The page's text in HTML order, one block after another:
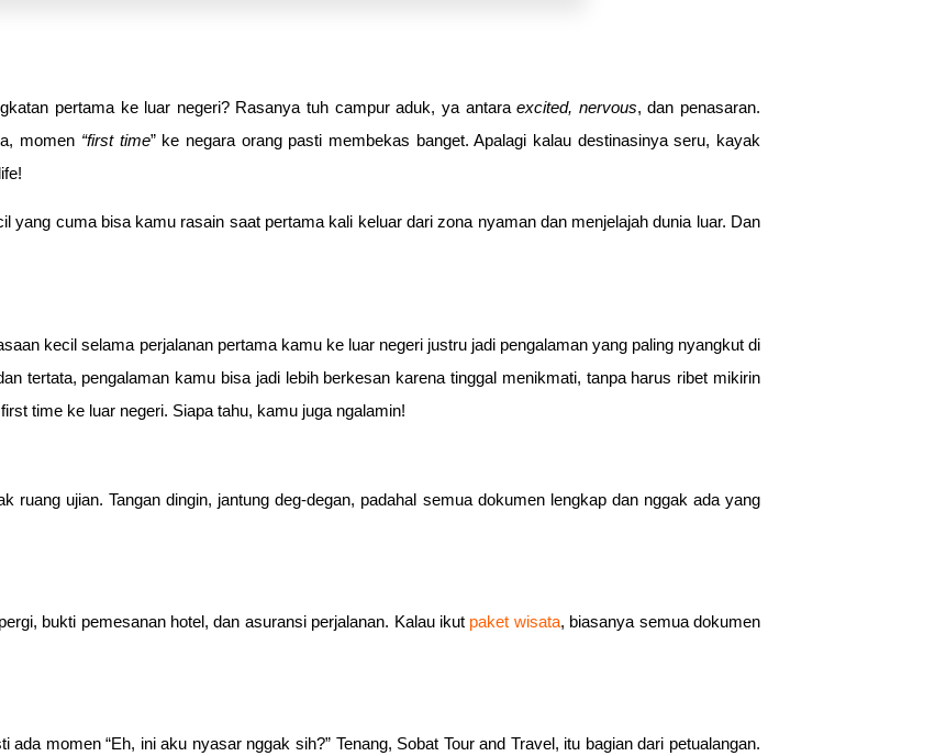
pertama ke luar negeri? Rasanya tuh campur aduk, ya antaraexcited, nervous, dan penasaran.
momen “first time” ke negara orang pasti membekas banget. Apalagi kalau destinasinya seru, kayak
yang cuma bisa kamu rasain saat pertama kali keluar dari zona nyaman dan menjelajah dunia luar. Dan
kecil selama perjalanan pertama kamu ke luar negeri justru jadi pengalaman yang paling nyangkut di
tertata, pengalaman kamu bisa jadi lebih berkesan karena tinggal menikmati, tanpa harus ribet mikirin
time ke luar negeri. Siapa tahu, kamu juga ngalamin!
ujian. Tangan dingin, jantung deg-degan, padahal semua dokumen lengkap dan nggak ada yang
bukti pemesanan hotel, dan asuransi perjalanan. Kalau ikut paket wisata, biasanya semua dokumen
momen “Eh, ini aku nyasar nggak sih?” Tenang, Sobat Tour and Travel, itu bagian dari petualangan.